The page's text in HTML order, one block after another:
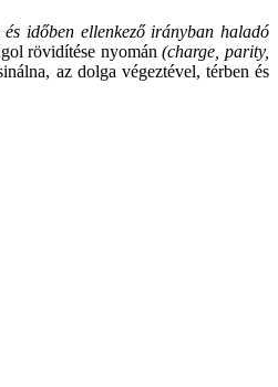
és időben ellenkező irányban haladó
rövidítése nyomán(charge, parity,
az dolga végeztével, térben és